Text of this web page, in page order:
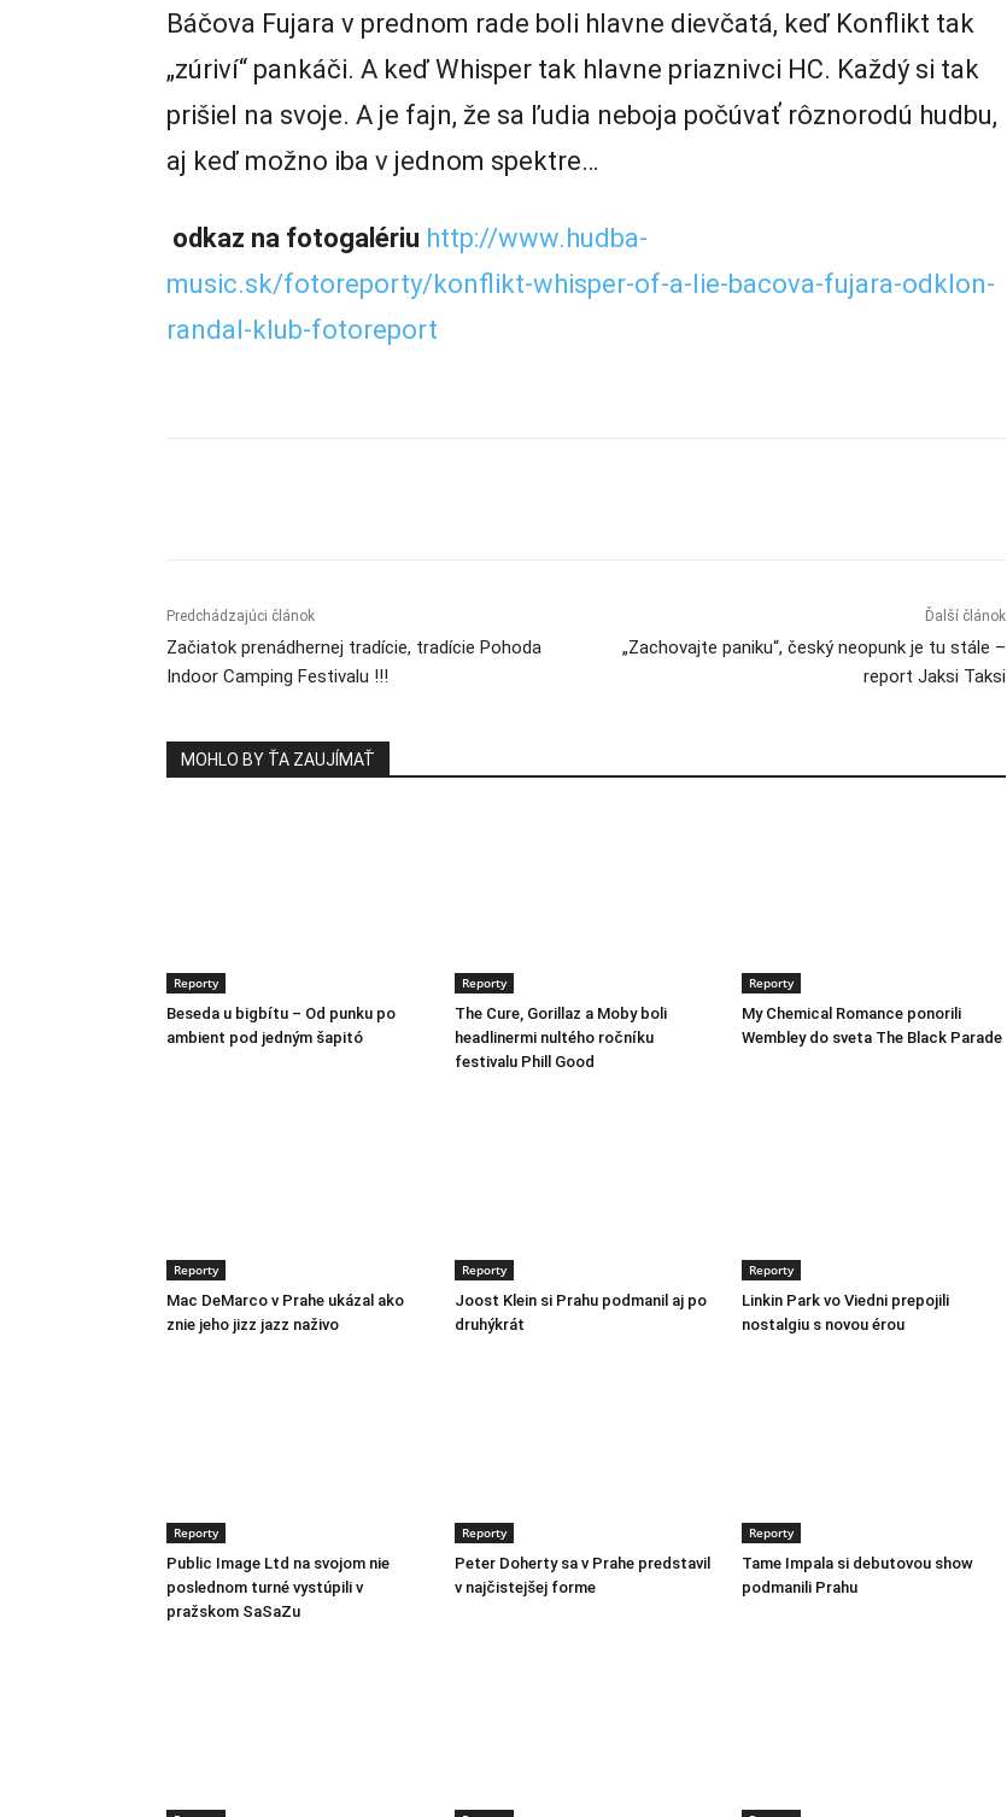
Báčova Fujara v prednom rade boli hlavne dievčatá, keď Konflikt tak
„zúriví“ pankáči. A keď Whisper tak hlavne priaznivci HC. Každý si tak
prišiel na svoje. A je fajn, že sa ľudia neboja počúvať rôznorodú hudbu,
aj keď možno iba v jednom spektre…
odkaz na fotogalériu http://www.hudba-
music.sk/fotoreporty/konflikt-whisper-of-a-lie-bacova-fujara-odklon-
randal-klub-fotoreport
Predchádzajúci článok
Začiatok prenádhernej tradície, tradície Pohoda
Indoor Camping Festivalu !!!
Ďalší článok
„Zachovajte paniku“, český neopunk je tu stále –
report Jaksi Taksi
MOHLO BY ŤA ZAUJÍMAŤ
Reporty
Beseda u bigbítu – Od punku po
ambient pod jedným šapitó
Reporty
The Cure, Gorillaz a Moby boli
headlinermi nultého ročníku
festivalu Phill Good
Reporty
My Chemical Romance ponorili
Wembley do sveta The Black Parade
Reporty
Mac DeMarco v Prahe ukázal ako
znie jeho jizz jazz naživo
Reporty
Joost Klein si Prahu podmanil aj po
druhýkrát
Reporty
Linkin Park vo Viedni prepojili
nostalgiu s novou érou
Reporty
Public Image Ltd na svojom nie
poslednom turné vystúpili v
pražskom SaSaZu
Reporty
Peter Doherty sa v Prahe predstavil
v najčistejšej forme
Reporty
Tame Impala si debutovou show
podmanili Prahu